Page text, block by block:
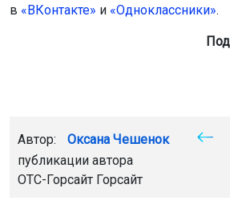
в «ВКонтакте» и «Одноклассники».
Автор: Оксана Чешенок
публикации автора
ОТС-Горсайт Горсайт